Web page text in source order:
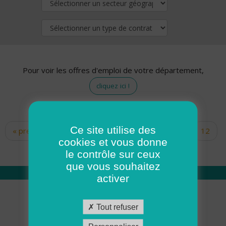
Pour voir les offres d'emploi de votre département,
cliquez ici !
Pages
« premier ‹ précédent … 10
12
14 15 16 17
Qui sommes nous
Académie ADMR
Ce site utilise des
cookies et vous donne
le contrôle sur ceux
que vous souhaitez
activer
Tout refuser